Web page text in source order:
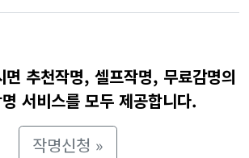
면 추천작명, 셀프작명, 무료감명의
서비스를 모두 제공합니다.
작명신청 »